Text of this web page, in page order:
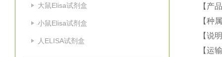
大鼠Elisa试剂盒
小鼠Elisa试剂盒
人ELISA试剂盒
【产
【种
【说
【运